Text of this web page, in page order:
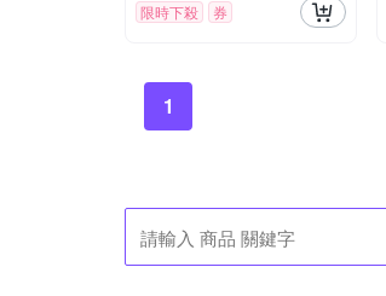
限時下殺 券
1